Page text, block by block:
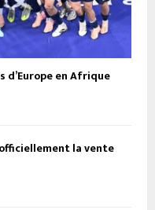
d’Europe en Afrique
la vente